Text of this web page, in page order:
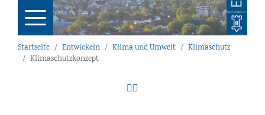
Startseite Entwickeln Klima und Umwelt
Klimaschutz
Klimaschutzkonzept